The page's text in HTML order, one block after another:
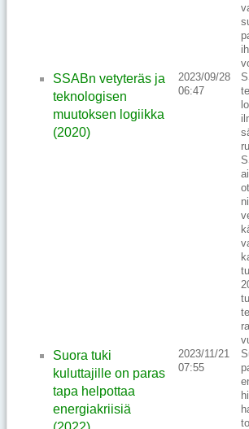
SSABn vetyteräs ja
teknologisen
muutoksen logiikka
(2020)
2023/09/28
06:47
Suora tuki
kuluttajille on paras
tapa helpottaa
energiakriisiä
2023/11/21
07:55